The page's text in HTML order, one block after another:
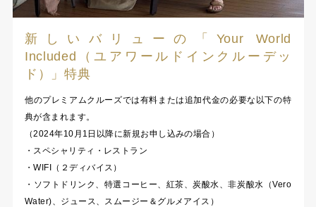
新しいバリューの「Your World
Included（ユアワールドインクルーデッ
ド）」特典
他のプレミアムクルーズでは有料または追加代金の必要な以下の特
典が含まれます。
（2024年10月1日以降に新規お申し込みの場合）
・スペシャリティ・レストラン
・WIFI（２ディバイス）
・ソフトドリンク、特選コーヒー、紅茶、炭酸水、非炭酸水（Vero
Water)、ジュース、スムージー＆グルメアイス）